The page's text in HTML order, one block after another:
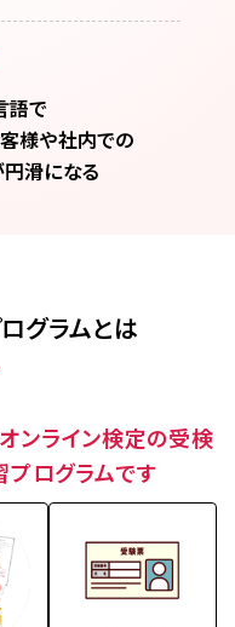
語で
客様や社内での
円滑になる
グラムとは
オンライン検定の受検
ログラムです